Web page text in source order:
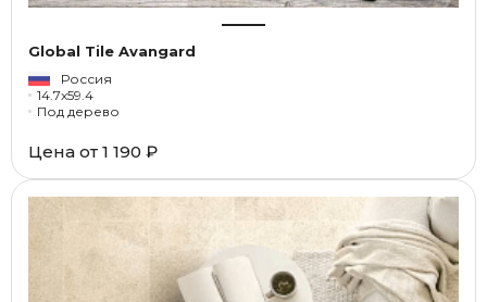
Global Tile Avangard
Россия
14.7x59.4
Под дерево
Цена от 1 190 ₽